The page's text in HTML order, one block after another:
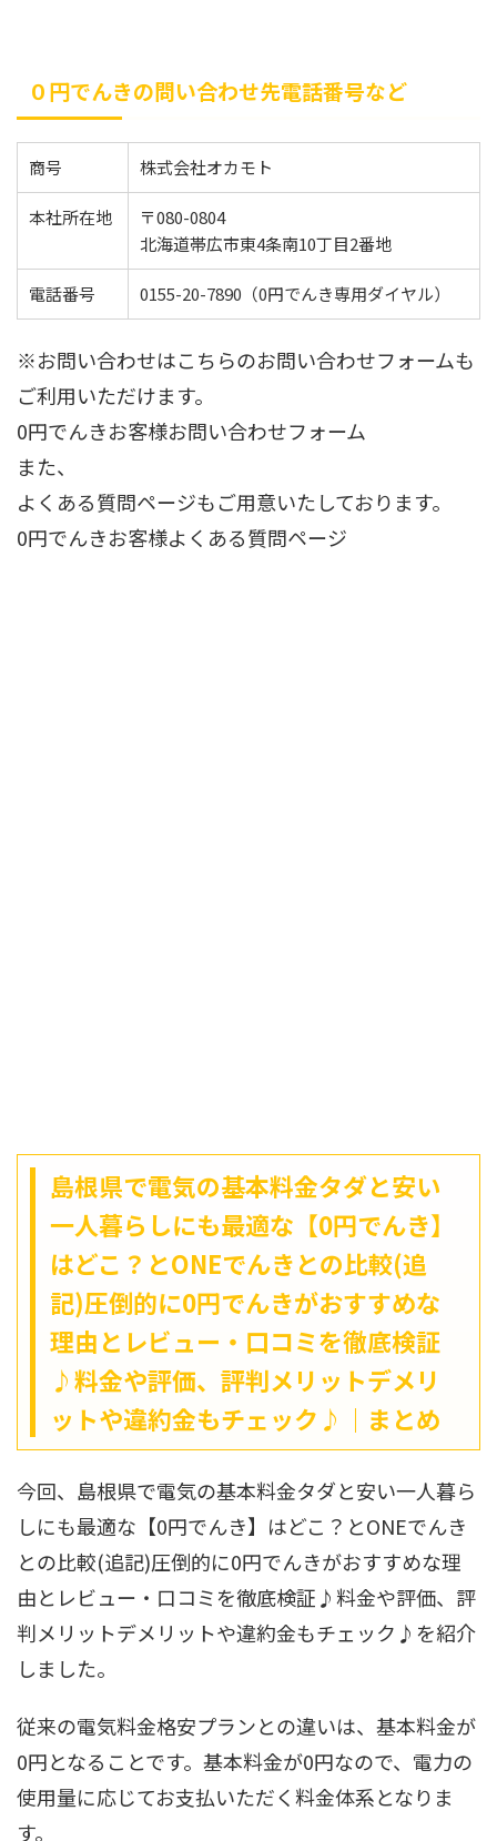
０円でんきの問い合わせ先電話番号など
商号 株式会社オカモト
本社所在地
〒080-0804
北海道帯広市東4条南10丁目2番地
電話番号 0155-20-7890 （0円でんき専用ダイヤル）
※お問い合わせはこちらのお問い合わせフォームも
ご利用いただけます。
0円でんきお客様お問い合わせフォーム
また、
よくある質問ページもご用意いたしております。
0円でんきお客様よくある質問ページ
島根県で電気の基本料金タダと安い
一人暮らしにも最適な【0円でんき】
はどこ？とONEでんきとの比較(追
記)圧倒的に0円でんきがおすすめな
理由とレビュー・口コミを徹底検証
♪料金や評価、評判メリットデメリ
ットや違約金もチェック♪｜まとめ
今回、島根県で電気の基本料金タダと安い一人暮ら
しにも最適な【0円でんき】はどこ？とONEでんき
との比較(追記)圧倒的に0円でんきがおすすめな理
由とレビュー・口コミを徹底検証♪料金や評価、評
判メリットデメリットや違約金もチェック♪を紹介
しました。
従来の電気料金格安プランとの違いは、基本料金が
0円となることです。基本料金が0円なので、電力の
使用量に応じてお支払いただく料金体系となりま
す。